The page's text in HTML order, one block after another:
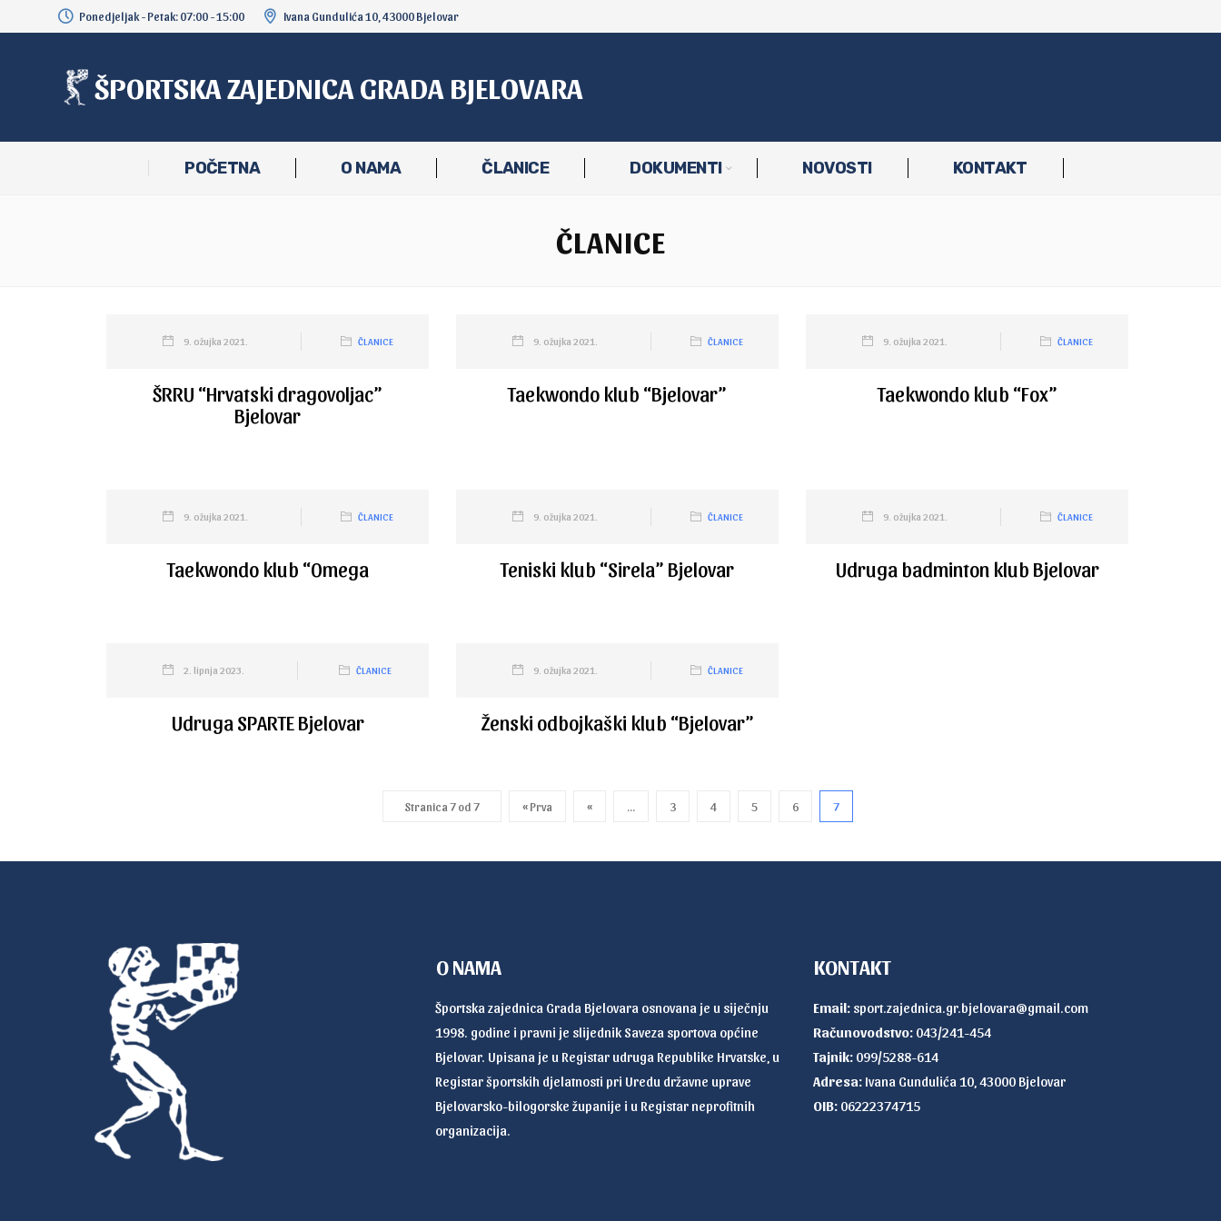
Ponedjeljak - Petak: 07:00 - 15:00 Ivana Gundulića 10, 43000 Bjelovar
ŠPORTSKA ZAJEDNICA GRADA BJELOVARA
POČETNA O NAMA ČLANICE DOKUMENTI NOVOSTI KONTAKT
ČLANICE
9. ožujka 2021. ČLANICE
ŠRRU “Hrvatski dragovoljac”
Bjelovar
9. ožujka 2021. ČLANICE
Taekwondo klub “Bjelovar”
9. ožujka 2021. ČLANICE
Taekwondo klub “Fox”
9. ožujka 2021. ČLANICE
Taekwondo klub “Omega
9. ožujka 2021. ČLANICE
Teniski klub “Sirela” Bjelovar
9. ožujka 2021. ČLANICE
Udruga badminton klub Bjelovar
2. lipnja 2023. ČLANICE
Udruga SPARTE Bjelovar
9. ožujka 2021. ČLANICE
Ženski odbojkaški klub “Bjelovar”
Stranica 7 od 7 « Prva « ... 3 4 5 6 7
O NAMA
Športska zajednica Grada Bjelovara osnovana je u siječnju
1998. godine i pravni je slijednik Saveza sportova općine
Bjelovar. Upisana je u Registar udruga Republike Hrvatske, u
Registar športskih djelatnosti pri Uredu državne uprave
Bjelovarsko-bilogorske županije i u Registar neprofitnih
organizacija.
KONTAKT
Email: sport.zajednica.gr.bjelovara@gmail.com
Računovodstvo: 043/241-454
Tajnik: 099/5288-614
Adresa:Ivana Gundulića 10, 43000 Bjelovar
OIB:06222374715